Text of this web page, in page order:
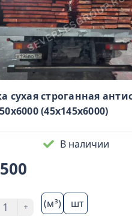
сухая строганная
(45х145х6000)
В наличии
+ (м³) шт